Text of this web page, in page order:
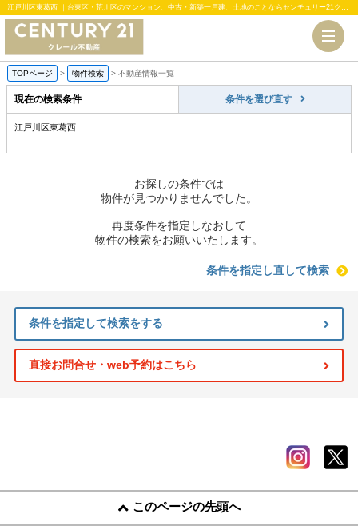
江戸川区東葛西 ｜台東区・荒川区のマンション、中古・新築一戸建、土地のことならセンチュリー21クレール不動産
TOPページ > 物件検索 > 不動産情報一覧
現在の検索条件 条件を選び直す
江戸川区東葛西
お探しの条件では
物件が見つかりませんでした。
再度条件を指定しなおして
物件の検索をお願いいたします。
条件を指定し直して検索
条件を指定して検索をする
直接お問合せ・web予約はこちら
このページの先頭へ